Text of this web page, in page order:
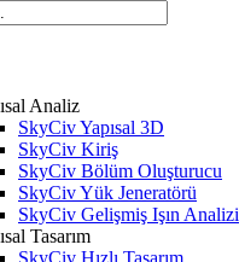
Analiz
SkyCiv Yapısal 3D
SkyCiv Kiriş
SkyCiv Bölüm Oluşturucu
SkyCiv Yük Jeneratörü
SkyCiv Gelişmiş Işın Analizi
Tasarım
SkyCiv Hızlı Tasarım